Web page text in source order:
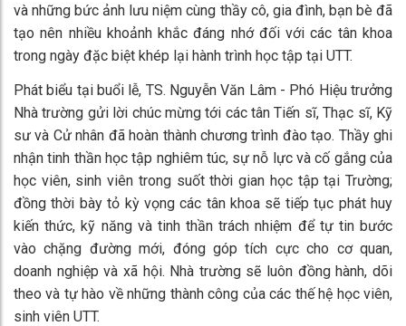
và những bức ảnh lưu niệm cùng thầy cô, gia đình, bạn bè đã
tạo nên nhiều khoảnh khắc đáng nhớ đối với các tân khoa
trong ngày đặc biệt khép lại hành trình học tập tại UTT.
Phát biểu tại buổi lễ, TS. Nguyễn Văn Lâm - Phó Hiệu trưởng
Nhà trường gửi lời chúc mừng tới các tân Tiến sĩ, Thạc sĩ, Kỹ
sư và Cử nhân đã hoàn thành chương trình đào tạo. Thầy ghi
nhận tinh thần học tập nghiêm túc, sự nỗ lực và cố gắng của
học viên, sinh viên trong suốt thời gian học tập tại Trường;
đồng thời bày tỏ kỳ vọng các tân khoa sẽ tiếp tục phát huy
kiến thức, kỹ năng và tinh thần trách nhiệm để tự tin bước
vào chặng đường mới, đóng góp tích cực cho cơ quan,
doanh nghiệp và xã hội. Nhà trường sẽ luôn đồng hành, dõi
theo và tự hào về những thành công của các thế hệ học viên,
sinh viên UTT.